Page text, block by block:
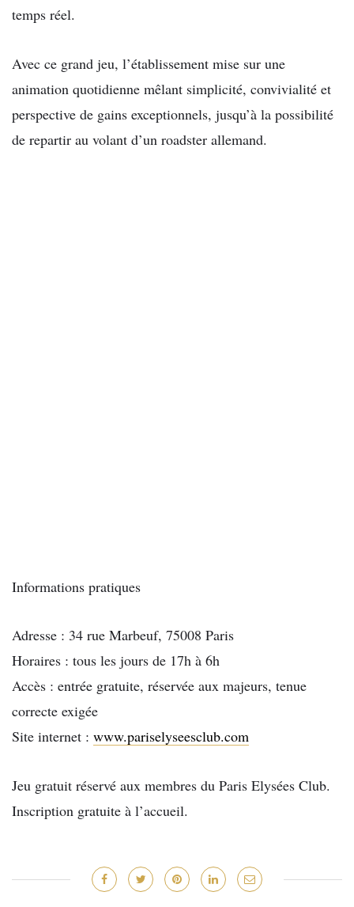
temps réel.
Avec ce grand jeu, l’établissement mise sur une
animation quotidienne mêlant simplicité, convivialité et
perspective de gains exceptionnels, jusqu’à la possibilité
de repartir au volant d’un roadster allemand.
Informations pratiques
Adresse : 34 rue Marbeuf, 75008 Paris
Horaires : tous les jours de 17h à 6h
Accès : entrée gratuite, réservée aux majeurs, tenue
correcte exigée
Site internet : www.pariselyseesclub.com
Jeu gratuit réservé aux membres du Paris Elysées Club.
Inscription gratuite à l’accueil.